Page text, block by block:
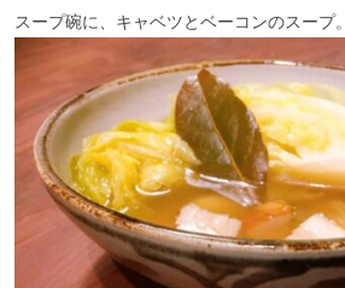
スープ碗に、キャベツとベーコンのスープ。